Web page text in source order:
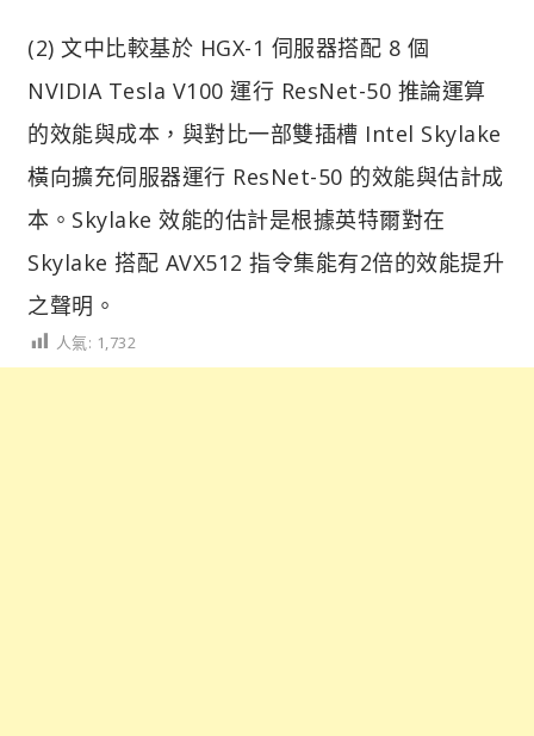
(2) 文中比較基於 HGX-1 伺服器搭配 8 個
NVIDIA Tesla V100 運行 ResNet-50 推論運算
的效能與成本，與對比一部雙插槽 Intel Skylake
橫向擴充伺服器運行 ResNet-50 的效能與估計成
本。Skylake 效能的估計是根據英特爾對在
Skylake 搭配 AVX512 指令集能有2倍的效能提升
之聲明。
人氣: 1,732